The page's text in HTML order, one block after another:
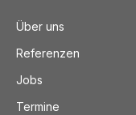
Über uns
Referenzen
Jobs
Termine